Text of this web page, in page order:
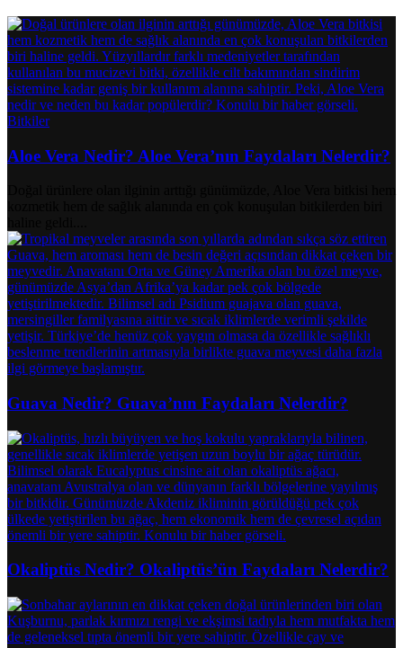
Bitkiler
Aloe Vera Nedir? Aloe Vera’nın Faydaları Nelerdir?
Guava Nedir? Guava’nın Faydaları Nelerdir?
Okaliptüs Nedir? Okaliptüs’ün Faydaları Nelerdir?